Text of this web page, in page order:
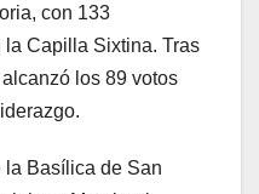
con 133
Capilla Sixtina. Tras
los 89 votos
la Basílica de San